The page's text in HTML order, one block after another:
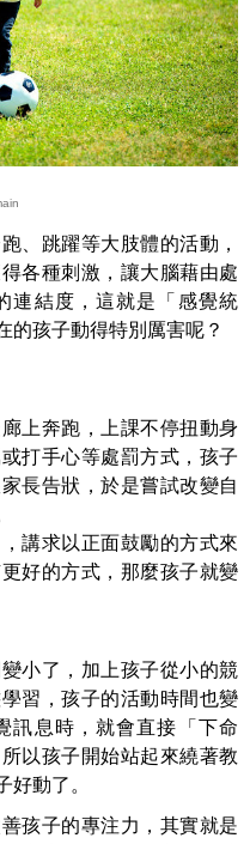
、跳躍等大肢體的活動，
各種刺激，讓大腦藉由處
連結度，這就是「感覺統
的孩子動得特別厲害呢？
上奔跑，上課不停扭動身
打手心等處罰方式，孩子
長告狀，於是嘗試改變自
講求以正面鼓勵的方式來
好的方式，那麼孩子就變
小了，加上孩子從小的競
習，孩子的活動時間也變
訊息時，就會直接「下命
以孩子開始站起來繞著教
好動了。
孩子的專注力，其實就是